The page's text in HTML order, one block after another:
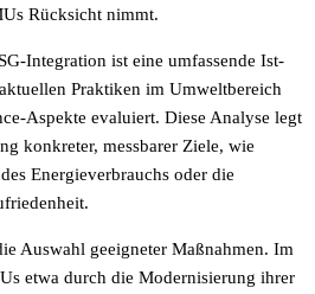
Rücksicht nimmt.
Integration ist eine umfassende Ist-
Praktiken im Umweltbereich
Aspekte evaluiert. Diese Analyse legt
konkreter, messbarer Ziele, wie
Energieverbrauchs oder die
Auswahl geeigneter Maßnahmen. Im
etwa durch die Modernisierung ihrer